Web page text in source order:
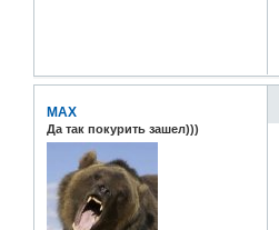
MAX
Да так покурить зашел)))